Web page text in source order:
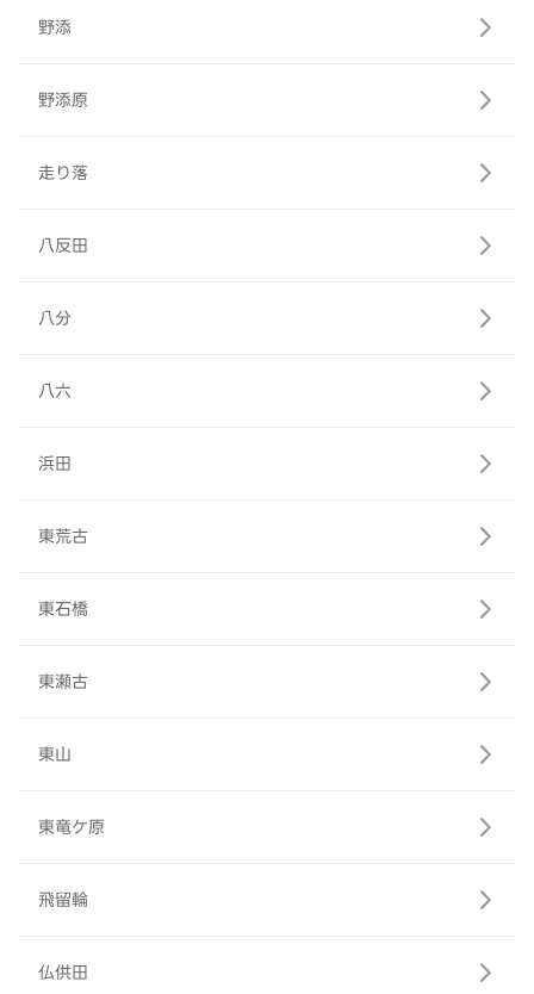
野添
野添原
走り落
八反田
八分
八六
浜田
東荒古
東石橋
東瀬古
東山
東竜ケ原
飛留輪
仏供田